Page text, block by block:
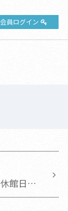
会員ログイン
館日の